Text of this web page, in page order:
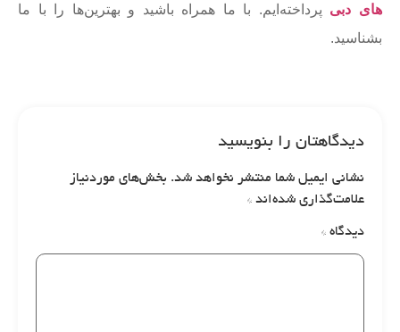
های دبی پرداخته‌ایم. با ما همراه باشید و بهترین‌ها را با ما
بشناسید.
دیدگاهتان را بنویسید
نشانی ایمیل شما منتشر نخواهد شد. بخش‌های موردنیاز
علامت‌گذاری شده‌اند *
دیدگاه *